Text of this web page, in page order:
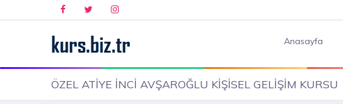
Anasayfa
ÖZEL ATİYE İNCİ AVŞAROĞLU KİŞİSEL GELİŞİM KURSU